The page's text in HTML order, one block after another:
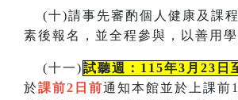
(十)請事先審酌個人健康及課
素後報名，並全程參與，以善用學
(十一)試聽週：115年3月23日
於課前2日前通知本館並於上課前